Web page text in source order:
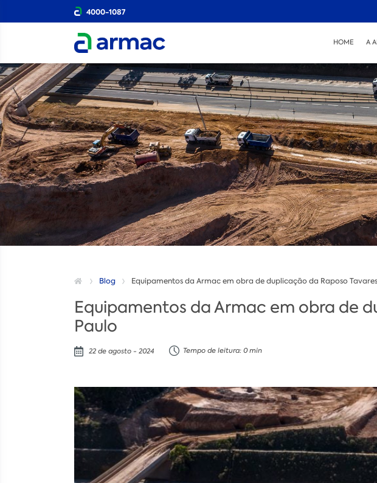
4000-1087
HOME A
Blog Equipamentos da Armac em obra de duplicação da Raposo
Equipamentos da Armac em obra de
Paulo
22 de agosto - 2024 Tempo de leitura: 0 min